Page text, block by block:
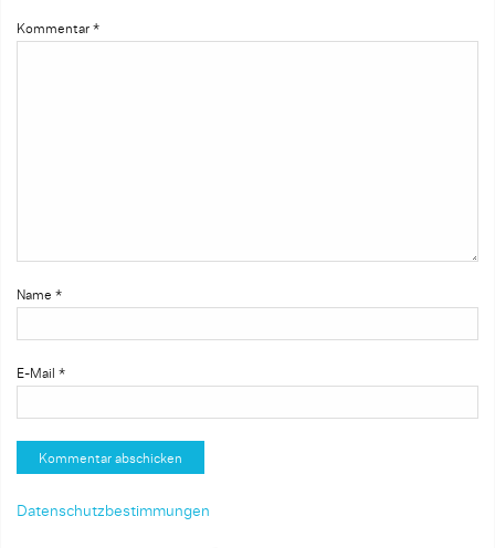
Kommentar *
Name *
E-Mail *
Datenschutzbestimmungen